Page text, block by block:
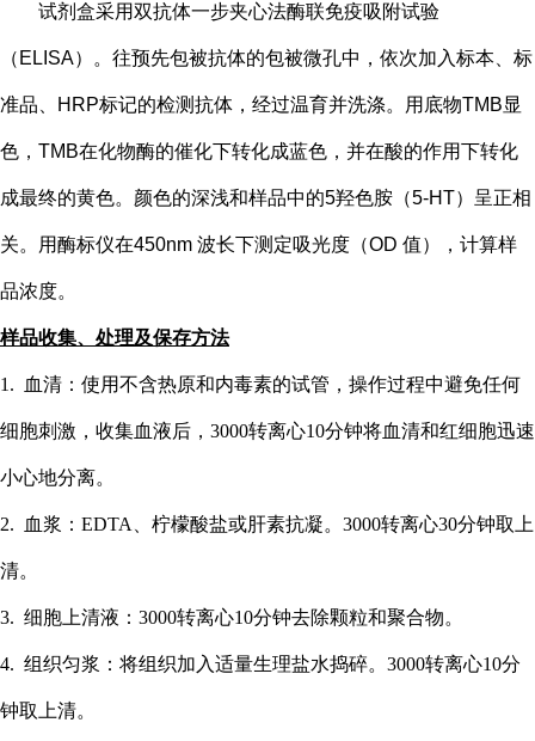
试剂盒采用双抗体一步夹心法酶联免疫吸附试验
（ ELISA）。往预先包被抗体的包被微孔中，依次加入标本、标
准品、HRP标记的检测抗体，经过温育并洗涤。用底物TMB显
色，TMB在化物酶的催化下转化成蓝色，并在酸的作用下转化
成最终的黄色。颜色的深浅和样品中的5羟色胺（5-HT） 呈正相
关。用酶标仪在450nm 波长下测定吸光度（OD 值），计算样
品浓度。
样品收集、处理及保存方法
1. 血清：使用不含热原和内毒素的试管，操作过程中避免任何
细胞刺激，收集血液后，3000转离心10分钟将血清和红细胞迅速
小心地分离。
2. 血浆：EDTA、柠檬酸盐或肝素抗凝。3000转离心30分钟取上
清。
3. 细胞上清液：3000转离心10分钟去除颗粒和聚合物。
4. 组织匀浆：将组织加入适量生理盐水捣碎。3000转离心10分
钟取上清。